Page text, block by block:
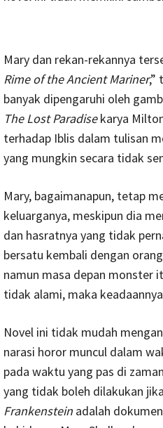
Mary dan rekan-rekannya
Rime of the Ancient Mariner,”
banyak dipengaruhi oleh
The Lost Paradisekarya
terhadap Iblis dalam tulisan
yang mungkin secara tidak
Mary, bagaimanapun, tetap
keluarganya, meskipun dia
dan hasratnya yang tidak
bersatu kembali dengan
namun masa depan monster
tidak alami, maka
Novel ini tidak mudah
narasi horor muncul dalam
pada waktu yang pas di
yang tidak boleh dilakukan
Frankensteinadalah